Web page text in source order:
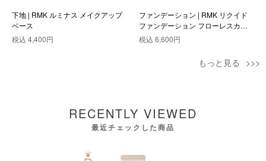
下地 | RMK ルミナス メイクアップ
ベース
税込 4,400円
ファンデーション | RMK リクイド
ファンデーション フローレスカバ
レッジ プラス 102
税込 6,600円
もっと見る
RECENTLY VIEWED
最近チェックした商品